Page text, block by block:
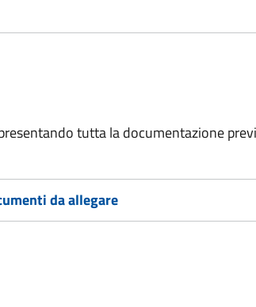
tutta la documentazione
da allegare